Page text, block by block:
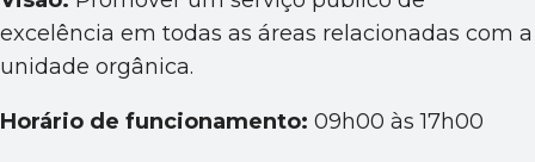
excelência em todas as áreas relacionadas com a
unidade orgânica.
Horário de funcionamento: 09h00 às 17h00